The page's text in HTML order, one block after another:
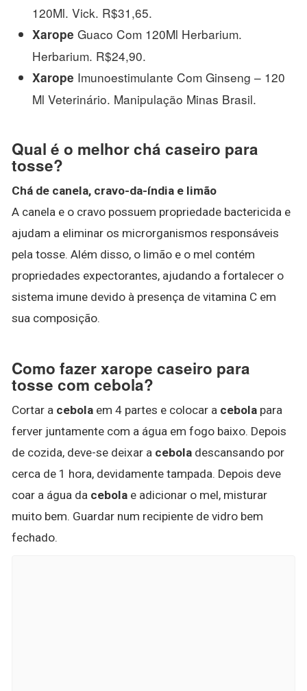
120Ml. Vick. R$31,65.
Xarope Guaco Com 120Ml Herbarium.
Herbarium. R$24,90.
Xarope Imunoestimulante Com Ginseng – 120
Ml Veterinário. Manipulação Minas Brasil.
Qual é o melhor chá caseiro para
tosse?
Chá de canela, cravo-da-índia e limão
A canela e o cravo possuem propriedade bactericida e
ajudam a eliminar os microrganismos responsáveis
pela tosse. Além disso, o limão e o mel contém
propriedades expectorantes, ajudando a fortalecer o
sistema imune devido à presença de vitamina C em
sua composição.
Como fazer xarope caseiro para
tosse com cebola?
Cortar a cebola em 4 partes e colocar a cebola para
ferver juntamente com a água em fogo baixo. Depois
de cozida, deve-se deixar a cebola descansando por
cerca de 1 hora, devidamente tampada. Depois deve
coar a água da cebola e adicionar o mel, misturar
muito bem. Guardar num recipiente de vidro bem
fechado.